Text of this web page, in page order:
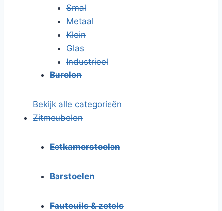
Smal
Metaal
Klein
Glas
Industrieel
Burelen
Bekijk alle categorieën
Zitmeubelen
Eetkamerstoelen
Barstoelen
Fauteuils & zetels